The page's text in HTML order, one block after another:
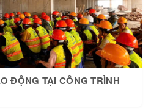
ĐỘNG TẠI CÔNG TRÌNH